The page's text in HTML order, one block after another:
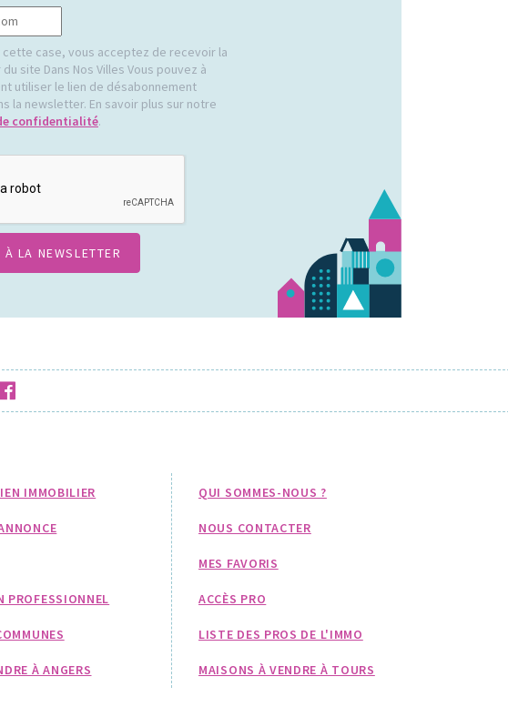
cette case, vous acceptez de recevoir la
site Dans Nos Villes Vous pouvez à
utiliser le lien de désabonnement
la newsletter. En savoir plus sur notre
confidentialité.
facebook
IMMOBILIER
PROFESSIONNEL
À ANGERS
QUI SOMMES-NOUS ?
NOUS CONTACTER
MES FAVORIS
ACCÈS PRO
LISTE DES PROS DE L'IMMO
MAISONS À VENDRE À TOURS